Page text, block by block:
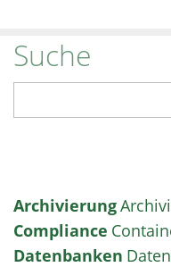
Suche
Archivierung
Compliance
Datenbanken